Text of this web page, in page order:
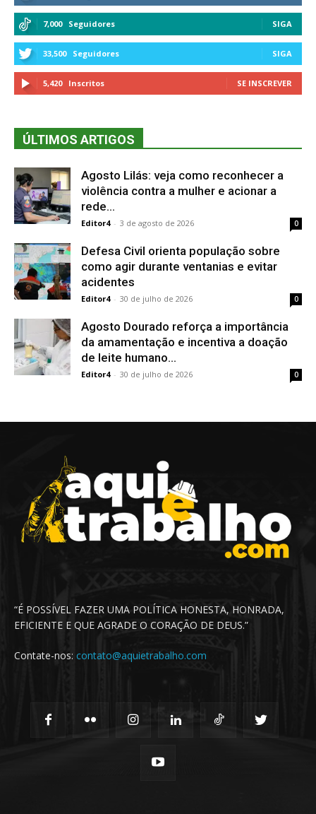
7,000 Seguidores SIGA
33,500 Seguidores SIGA
5,420 Inscritos SE INSCREVER
ÚLTIMOS ARTIGOS
Agosto Lilás: veja como reconhecer a
violência contra a mulher e acionar a
rede...
Editor4 - 3 de agosto de 2026 0
Defesa Civil orienta população sobre
como agir durante ventanias e evitar
acidentes
Editor4 - 30 de julho de 2026 0
Agosto Dourado reforça a importância
da amamentação e incentiva a doação
de leite humano...
Editor4 - 30 de julho de 2026 0
“É POSSÍVEL FAZER UMA POLÍTICA HONESTA, HONRADA,
EFICIENTE E QUE AGRADE O CORAÇÃO DE DEUS.”
Contate-nos: contato@aquietrabalho.com